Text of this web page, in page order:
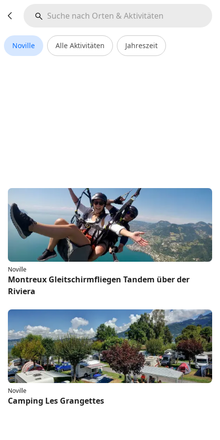
Noville Alle Aktivitäten Jahreszeit
Noville
Montreux Gleitschirmfliegen Tandem über der
Riviera
Noville
Camping Les Grangettes